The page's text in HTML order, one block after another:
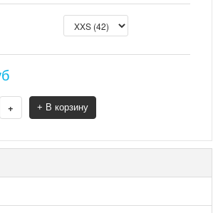
+ + В корзину